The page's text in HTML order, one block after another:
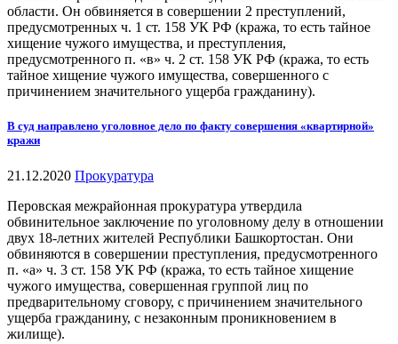
области. Он обвиняется в совершении 2 преступлений,
предусмотренных ч. 1 ст. 158 УК РФ (кража, то есть тайное
хищение чужого имущества, и преступления,
предусмотренного п. «в» ч. 2 ст. 158 УК РФ (кража, то есть
тайное хищение чужого имущества, совершенного с
причинением значительного ущерба гражданину).
В суд направлено уголовное дело по факту совершения «квартирной»
кражи
21.12.2020 Прокуратура
Перовская межрайонная прокуратура утвердила
обвинительное заключение по уголовному делу в отношении
двух 18-летних жителей Республики Башкортостан. Они
обвиняются в совершении преступления, предусмотренного
п. «а» ч. 3 ст. 158 УК РФ (кража, то есть тайное хищение
чужого имущества, совершенная группой лиц по
предварительному сговору, с причинением значительного
ущерба гражданину, с незаконным проникновением в
жилище).